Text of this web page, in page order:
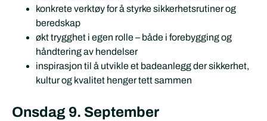
konkrete verktøy for å styrke sikkerhetsrutiner og
beredskap
økt trygghet i egen rolle – både i forebygging og
håndtering av hendelser
inspirasjon til å utvikle et badeanlegg der sikkerhet,
kultur og kvalitet henger tett sammen
Onsdag 9. September